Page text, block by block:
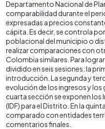
Departamento Nacional de
comparabilidad durante el
expresadas a precios
cápita. Es decir, se controla
poblacional del municipio o
realizar comparaciones con
Colombia similares. Para
dividido en seis sesiones: la
introducción. La segunda y
evolución de los ingresos y
cuarta sección se exponen los
(IDF) para el Distrito. En la
comparado con entidades
comentarios finales.